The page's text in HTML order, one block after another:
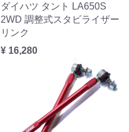
ダイハツ タント LA650S
2WD 調整式スタビライザー
リンク
¥ 16,280